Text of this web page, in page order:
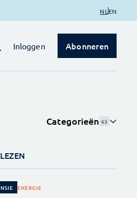
NL EN
Inloggen Abonneren
Categorieën 63
ENERGIE